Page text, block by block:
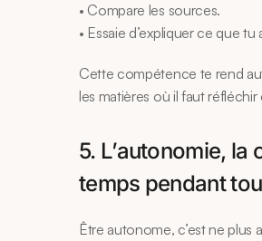
• Compare les sources.
• Essaie d’expliquer ce que
Cette compétence te rend
les matières où il faut
5. L’autonomie,
temps pendant
Être autonome, c’est ne plus